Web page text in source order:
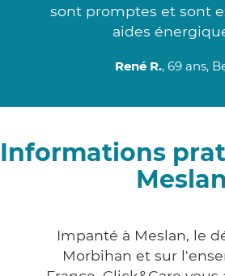
sont promptes et sont
aides
René R., 69 ans,
Informations
Meslan
Impanté à Meslan, le
Morbihan et sur